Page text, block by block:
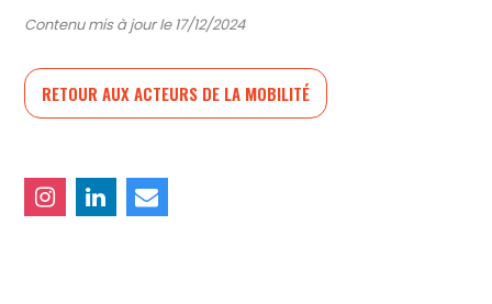
Contenu mis à jour le 17/12/2024
RETOUR AUX ACTEURS DE LA MOBILITÉ